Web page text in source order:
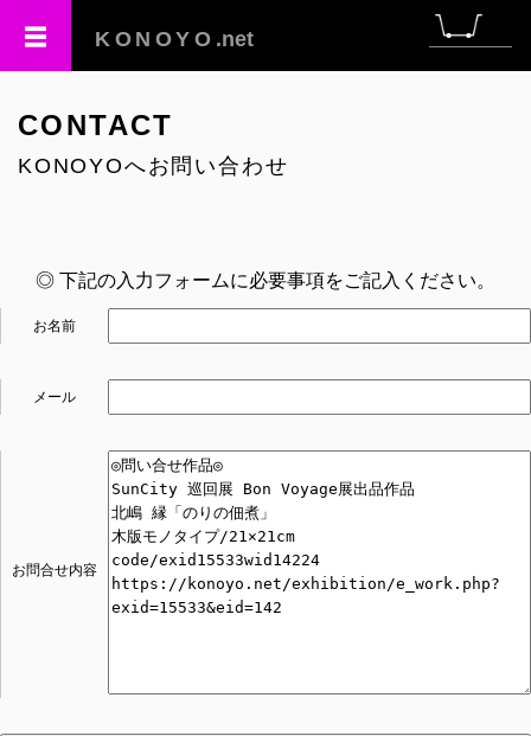
KONOYO .net
CONTACT
KONOYOへお問い合わせ
◎ 下記の入力フォームに必要事項をご記入ください。
お名前
メール
お問合せ内容